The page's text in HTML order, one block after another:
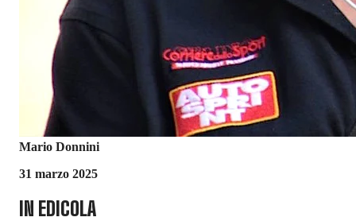
Mario Donnini
31 marzo 2025
IN EDICOLA